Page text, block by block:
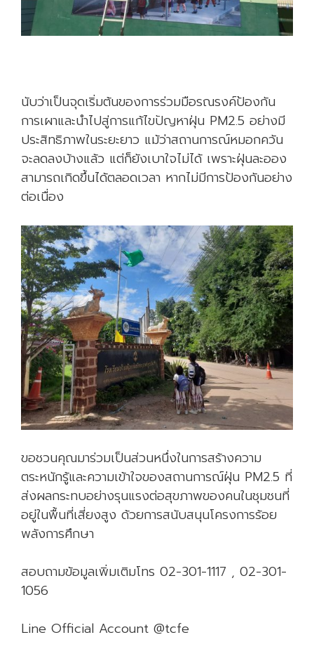
นับว่าเป็นจุดเริ่มต้นของการร่วมมือรณรงค์ป้องกัน
การเผาและนำไปสู่การแก้ไขปัญหาฝุ่น PM2.5 อย่างมี
ประสิทธิภาพในระยะยาว แม้ว่าสถานการณ์หมอกควัน
จะลดลงบ้างแล้ว แต่ก็ยังเบาใจไม่ได้ เพราะฝุ่นละออง
สามารถเกิดขึ้นได้ตลอดเวลา หากไม่มีการป้องกันอย่าง
ต่อเนื่อง
ขอชวนคุณมาร่วมเป็นส่วนหนึ่งในการสร้างความ
ตระหนักรู้และความเข้าใจของสถานการณ์ฝุ่น PM2.5 ที่
ส่งผลกระทบอย่างรุนแรงต่อสุขภาพของคนในชุมชนที่
อยู่ในพื้นที่เสี่ยงสูง ด้วยการสนับสนุนโครงการร้อย
พลังการศึกษา
สอบถามข้อมูลเพิ่มเติมโทร 02-301-1117 , 02-301-
1056
Line Official Account @tcfe